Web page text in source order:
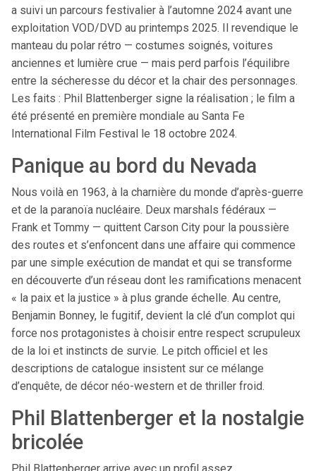
a suivi un parcours festivalier à l’automne 2024 avant une
exploitation VOD/DVD au printemps 2025. Il revendique le
manteau du polar rétro — costumes soignés, voitures
anciennes et lumière crue — mais perd parfois l’équilibre
entre la sécheresse du décor et la chair des personnages.
Les faits : Phil Blattenberger signe la réalisation ; le film a
été présenté en première mondiale au Santa Fe
International Film Festival le 18 octobre 2024.
Panique au bord du Nevada
Nous voilà en 1963, à la charnière du monde d’après-guerre
et de la paranoïa nucléaire. Deux marshals fédéraux —
Frank et Tommy — quittent Carson City pour la poussière
des routes et s’enfoncent dans une affaire qui commence
par une simple exécution de mandat et qui se transforme
en découverte d’un réseau dont les ramifications menacent
« la paix et la justice » à plus grande échelle. Au centre,
Benjamin Bonney, le fugitif, devient la clé d’un complot qui
force nos protagonistes à choisir entre respect scrupuleux
de la loi et instincts de survie. Le pitch officiel et les
descriptions de catalogue insistent sur ce mélange
d’enquête, de décor néo-western et de thriller froid.
Phil Blattenberger et la nostalgie
bricolée